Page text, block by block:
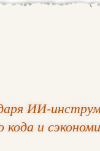
ИИ-
и